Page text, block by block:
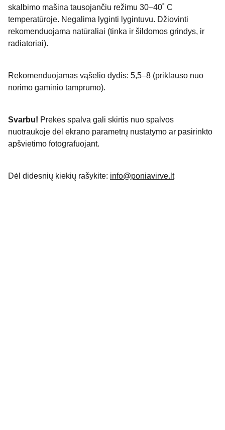
skalbimo mašina tausojančiu režimu 30–40˚ C
temperatūroje. Negalima lyginti lygintuvu. Džiovinti
rekomenduojama natūraliai (tinka ir šildomos grindys, ir
radiatoriai).
Rekomenduojamas vąšelio dydis: 5,5–8 (priklauso nuo
norimo gaminio tamprumo).
Svarbu! Prekės spalva gali skirtis nuo spalvos
nuotraukoje dėl ekrano parametrų nustatymo ar pasirinkto
apšvietimo fotografuojant.
Dėl didesnių kiekių rašykite: info@poniavirve.lt